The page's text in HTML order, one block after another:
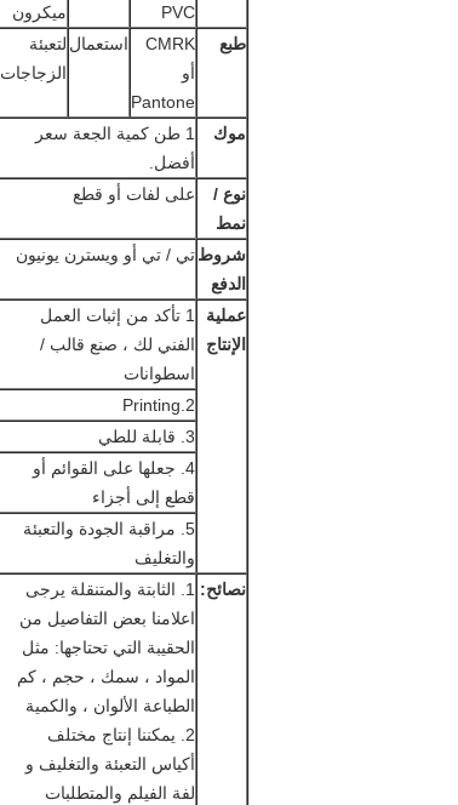
PVC
ميكرون
طبع
CMRK
أو
Pantone
استعمال لتعبئة
الزجاجات
موك
1 طن كمية الجعة سعر
أفضل.
نوع /
نمط
على لفات أو قطع
شروط
الدفع
تي / تي أو ويسترن يونيون
عملية
الإنتاج
1 تأكد من إثبات العمل
الفني لك ، صنع قالب /
اسطوانات
2.Printing
3. قابلة للطي
4. جعلها على القوائم أو
قطع إلى أجزاء
5. مراقبة الجودة والتعبئة
والتغليف
نصائح:
1. الثابتة والمتنقلة يرجى
اعلامنا بعض التفاصيل من
الحقيبة التي تحتاجها: مثل
المواد ، سمك ، حجم ، كم
الطباعة الألوان ، والكمية
2. يمكننا إنتاج مختلف
أكياس التعبئة والتغليف و
لفة الفيلم والمتطلبات